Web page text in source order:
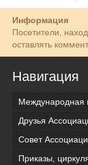
Информация
Посетители,
оставлять
Навигация
Международная
Друзья
Совет
Приказы,